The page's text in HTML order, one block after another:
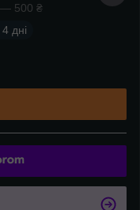
— 500 ₴
4 дні